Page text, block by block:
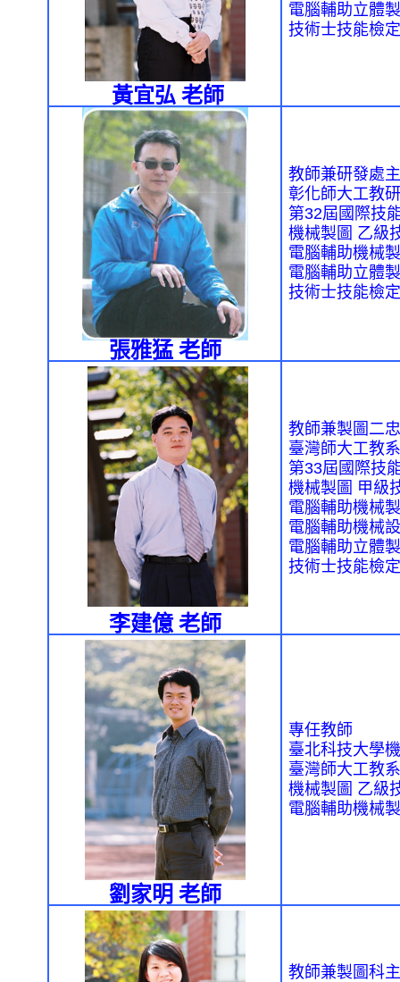
黃宜弘 老師
電腦輔助立體
技術士技能檢
張雅猛 老師
教師兼研發處
彰化師大工教
第32屆 國際技
機械製圖 乙級
電腦輔助機械
電腦輔助立體
技術士技能檢
李建億老師
教師兼製圖二
臺灣師大工教
第33屆國際技
機械製圖 甲級
電腦輔助機械
電腦輔助機械
電腦輔助立體
技術士技能檢
劉家明 老師
專任教師
臺北科技大學
臺灣師大工教
機械製圖 乙級
電腦輔助機械
教師兼製圖科